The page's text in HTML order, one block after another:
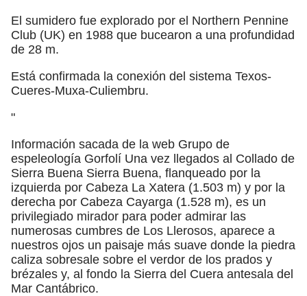
El sumidero fue explorado por el Northern Pennine
Club (UK) en 1988 que bucearon a una profundidad
de 28 m.
Está confirmada la conexión del sistema Texos-
Cueres-Muxa-Culiembru.
"
Información sacada de la web Grupo de
espeleología Gorfolí Una vez llegados al Collado de
Sierra Buena Sierra Buena, flanqueado por la
izquierda por Cabeza La Xatera (1.503 m) y por la
derecha por Cabeza Cayarga (1.528 m), es un
privilegiado mirador para poder admirar las
numerosas cumbres de Los Llerosos, aparece a
nuestros ojos un paisaje más suave donde la piedra
caliza sobresale sobre el verdor de los prados y
brézales y, al fondo la Sierra del Cuera antesala del
Mar Cantábrico.